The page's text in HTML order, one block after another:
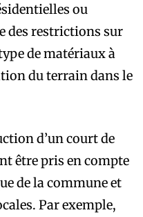
ou
des restrictions sur
de matériaux à
du terrain dans le
d’un court de
être pris en compte
de la commune et
Par exemple,